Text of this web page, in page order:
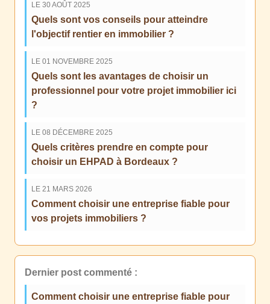
LE 30 AOÛT 2025
Quels sont vos conseils pour atteindre
l'objectif rentier en immobilier ?
LE 01 NOVEMBRE 2025
Quels sont les avantages de choisir un
professionnel pour votre projet immobilier ici
?
LE 08 DÉCEMBRE 2025
Quels critères prendre en compte pour
choisir un EHPAD à Bordeaux ?
LE 21 MARS 2026
Comment choisir une entreprise fiable pour
vos projets immobiliers ?
Dernier post commenté :
Comment choisir une entreprise fiable pour